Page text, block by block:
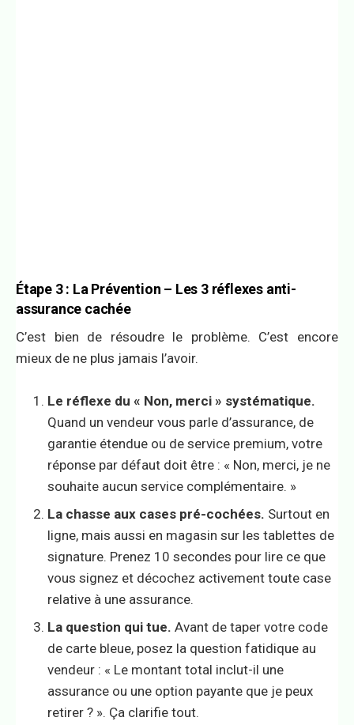
Étape 3 : La Prévention – Les 3 réflexes anti-
assurance cachée
C’est bien de résoudre le problème. C’est encore
mieux de ne plus jamais l’avoir.
Le réflexe du « Non, merci » systématique.
Quand un vendeur vous parle d’assurance, de
garantie étendue ou de service premium, votre
réponse par défaut doit être : « Non, merci, je ne
souhaite aucun service complémentaire. »
La chasse aux cases pré-cochées. Surtout en
ligne, mais aussi en magasin sur les tablettes de
signature. Prenez 10 secondes pour lire ce que
vous signez et décochez activement toute case
relative à une assurance.
La question qui tue. Avant de taper votre code
de carte bleue, posez la question fatidique au
vendeur : « Le montant total inclut-il une
assurance ou une option payante que je peux
retirer ? ». Ça clarifie tout.